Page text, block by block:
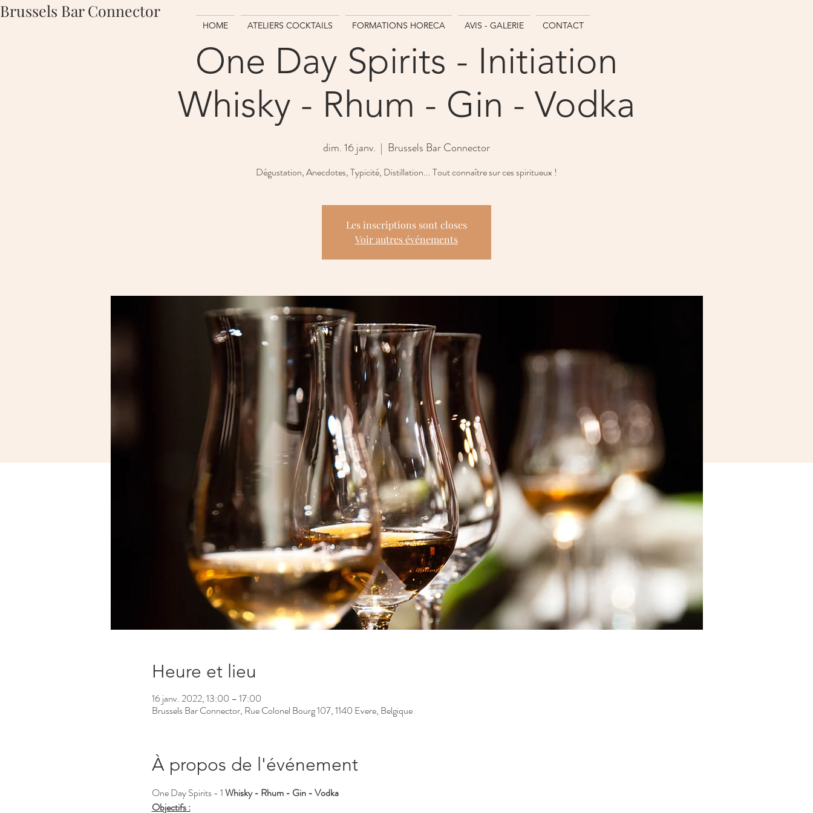
Brussels Bar Connector
HOME ATELIERS COCKTAILS FORMATIONS HORECA AVIS - GALERIE CONTACT
One Day Spirits - Initiation
Whisky - Rhum - Gin - Vodka
dim. 16 janv.
  |
Brussels Bar Connector
Dégustation, Anecdotes, Typicité, Distillation... Tout connaître sur ces spiritueux !
Les inscriptions sont closes
Voir autres événements
Heure et lieu
16 janv. 2022, 13:00 – 17:00
Brussels Bar Connector, Rue Colonel Bourg 107, 1140 Evere, Belgique
À propos de l'événement
One Day Spirits - 1 Whisky - Rhum - Gin - Vodka
Objectifs :